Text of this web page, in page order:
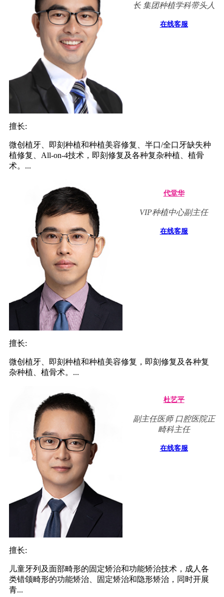
长 集团种植学科带头人
在线客服
擅长:
微创植牙、即刻种植和种植美容修复、半口/全口牙缺失种
植修复、All-on-4技术，即刻修复及各种复杂种植、植骨
术。...
代堂华
VIP种植中心副主任
在线客服
擅长:
微创植牙、即刻种植和种植美容修复，即刻修复及各种复
杂种植、植骨术。...
杜艺平
副主任医师 口腔医院正
畸科主任
在线客服
擅长:
儿童牙列及面部畸形的固定矫治和功能矫治技术，成人各
类错颌畸形的功能矫治、固定矫治和隐形矫治，同时开展
青...